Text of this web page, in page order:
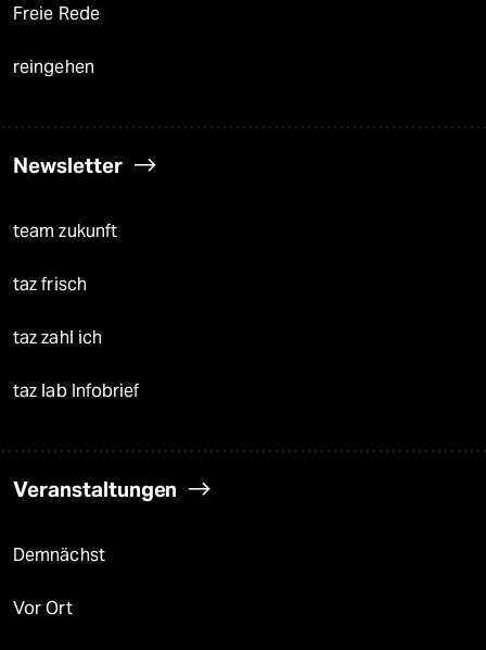
Freie Rede
reingehen
Newsletter
team zukunft
taz frisch
taz zahl ich
taz lab Infobrief
Veranstaltungen
Demnächst
Vor Ort